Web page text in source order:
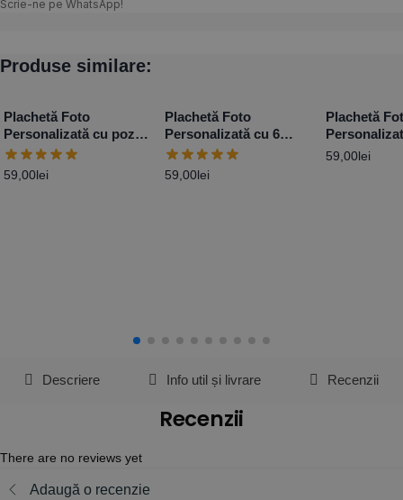
Scrie-ne pe WhatsApp!
Produse similare:
Plachetă Foto
Personalizată cu poză
și mesaj – Love
59,00lei
Plachetă Foto
Personalizată cu 6
poze și mesaj
59,00lei
Plachetă
Cerere
59,00lei
Descriere Info util și livrare Recenzii
Recenzii
There are no reviews yet
Adaugă o recenzie